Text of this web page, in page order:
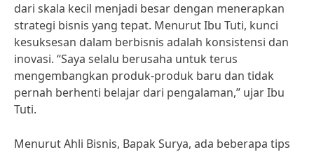
dari skala kecil menjadi besar dengan menerapkan
strategi bisnis yang tepat. Menurut Ibu Tuti, kunci
kesuksesan dalam berbisnis adalah konsistensi dan
inovasi. “Saya selalu berusaha untuk terus
mengembangkan produk-produk baru dan tidak
pernah berhenti belajar dari pengalaman,” ujar Ibu
Tuti.
Menurut Ahli Bisnis, Bapak Surya, ada beberapa tips